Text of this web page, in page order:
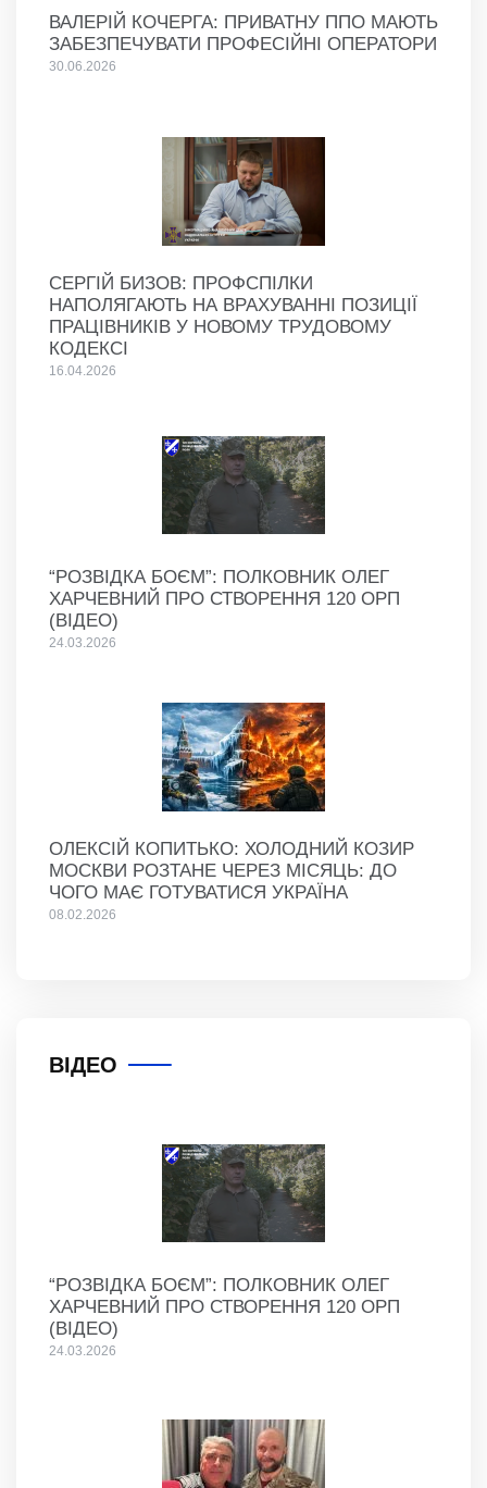
ВАЛЕРІЙ КОЧЕРГА: ПРИВАТНУ ППО МАЮТЬ
ЗАБЕЗПЕЧУВАТИ ПРОФЕСІЙНІ ОПЕРАТОРИ
30.06.2026
СЕРГІЙ БИЗОВ: ПРОФСПІЛКИ
НАПОЛЯГАЮТЬ НА ВРАХУВАННІ ПОЗИЦІЇ
ПРАЦІВНИКІВ У НОВОМУ ТРУДОВОМУ
КОДЕКСІ
16.04.2026
“РОЗВІДКА БОЄМ”: ПОЛКОВНИК ОЛЕГ
ХАРЧЕВНИЙ ПРО СТВОРЕННЯ 120 ОРП
(ВІДЕО)
24.03.2026
ОЛЕКСІЙ КОПИТЬКО: ХОЛОДНИЙ КОЗИР
МОСКВИ РОЗТАНЕ ЧЕРЕЗ МІСЯЦЬ: ДО
ЧОГО МАЄ ГОТУВАТИСЯ УКРАЇНА
08.02.2026
ВІДЕО
“РОЗВІДКА БОЄМ”: ПОЛКОВНИК ОЛЕГ
ХАРЧЕВНИЙ ПРО СТВОРЕННЯ 120 ОРП
(ВІДЕО)
24.03.2026